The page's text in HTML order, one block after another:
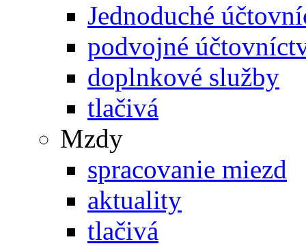
Jednoduché
podvojné
doplnkové služby
tlačivá
Mzdy
spracovanie miezd
aktuality
tlačivá